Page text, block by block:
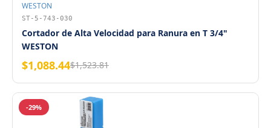
WESTON
ST-5-743-030
Cortador de Alta Velocidad para Ranura en T 3/4"
WESTON
$1,088.44$1,523.81
-29%